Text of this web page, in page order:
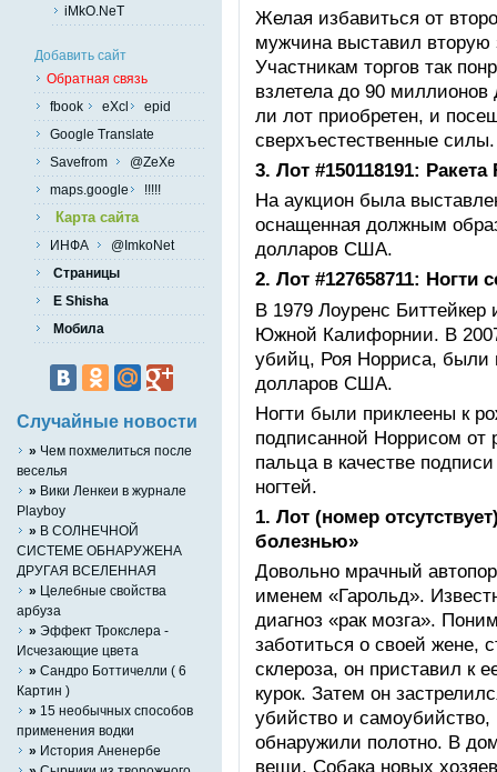
Желая избавиться от
мужчина выставил вторую
Участникам торгов так
взлетела до 90
ли лот приобретен, и
сверхъестественные силы.
3. Лот #150118191: Ракета
На аукцион была
оснащенная должным
долларов США.
2. Лот #127658711: Ногти
В 1979 Лоуренс
Южной Калифорнии. В
убийц, Роя Норриса, были
долларов США.
Ногти были приклеены к
подписанной Норрисом от
пальца в качестве
ногтей.
1. Лот (номер
болезнью»
Довольно мрачный
именем «Гарольд».
диагноз «рак мозга».
заботиться о своей жене,
склероза, он приставил к
курок. Затем он
убийство и
обнаружили полотно. В
вещи. Собака новых
iMkO.NeT
Добавить сайт
Обратная связь
fbook
eXcl
epid
Google Translate
Savefrom
@ZeXe
maps.google
!!!!!
Карта сайта
ИНФА
@ImkoNet
Страницы
E Shisha
Мобила
Случайные новости
» Чем похмелиться после
веселья
» Вики Ленкеи в журнале
Playboy
» В СОЛНЕЧНОЙ
СИСТЕМЕ ОБНАРУЖЕНА
ДРУГАЯ ВСЕЛЕННАЯ
» Целебные свойства
арбуза
» Эффект Трокслера -
Исчезающие цвета
» Сандро Боттичелли ( 6
Картин )
» 15 необычных способов
применения водки
» История Аненербе